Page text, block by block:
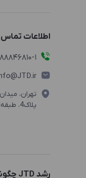
اطلاعات تماس
1
تهران،
پلاک4، طبقه3
رشد JTD چگونه اتفاق افتاد